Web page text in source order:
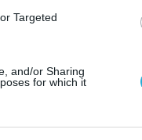
Targeted
and/or Sharing
for which it
και το
έχει, αυτό που
είναι οικονομικοί
αλλά και το